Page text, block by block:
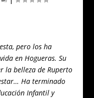
pero los ha
en Hogueras. Su
la belleza de Ruperto
Ha terminado
Infantil y